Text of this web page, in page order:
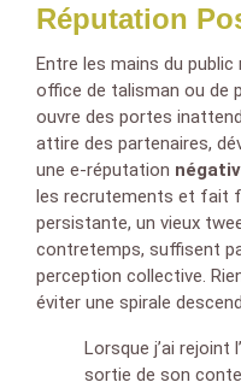
Réputation
Entre les mains du
office de talisman ou de
ouvre des portes
attire des partenaires,
une e-réputation
les recrutements et fait
persistante, un vieux
contretemps, suffisent
perception collective.
éviter une spirale
Lorsque j’ai rejoint
sortie de son